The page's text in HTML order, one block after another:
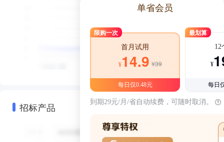
招标产品
单省会员
限购一次
首月试用
¥14.9 ¥39
每日仅0.48元
最划算
12
¥
每日
到期29元/月/省自动续费，可随时取消。